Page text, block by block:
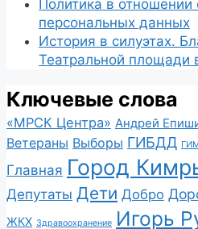
Политика в отношении
персональных данных
История в силуэтах.
Театральной площади
Ключевые слова
«МРСК Центра» Андрей
Ветераны Выборы ГИБДД
Главная Город
Депутаты Дети Добро
ЖКХ Здравоохранение Игорь